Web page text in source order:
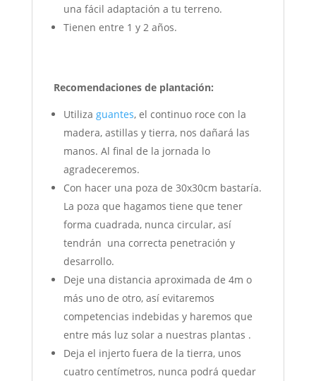
una fácil adaptación a tu terreno.
Tienen entre 1 y 2 años.
Recomendaciones de plantación:
Utiliza guantes, el continuo roce con la
madera, astillas y tierra, nos dañará las
manos. Al final de la jornada lo
agradeceremos.
Con hacer una poza de 30x30cm bastaría.
La poza que hagamos tiene que tener
forma cuadrada, nunca circular, así
tendrán una correcta penetración y
desarrollo.
Deje una distancia aproximada de 4m o
más uno de otro, así evitaremos
competencias indebidas y haremos que
entre más luz solar a nuestras plantas .
Deja el injerto fuera de la tierra, unos
cuatro centímetros, nunca podrá quedar